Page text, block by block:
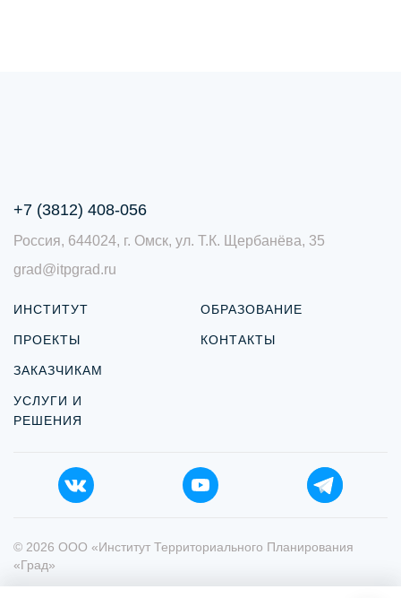
+7 (3812) 408-056
Россия, 644024, г. Омск, ул. Т.К. Щербанёва, 35
grad@itpgrad.ru
ИНСТИТУТ
ПРОЕКТЫ
ЗАКАЗЧИКАМ
УСЛУГИ И
РЕШЕНИЯ
ОБРАЗОВАНИЕ
КОНТАКТЫ
© 2026 ООО «Институт Территориального Планирования
«Град»